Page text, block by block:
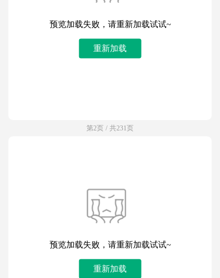
预览加载失败，请重新加载试试~
重新加载
第2页 / 共231页
预览加载失败，请重新加载试试~
重新加载